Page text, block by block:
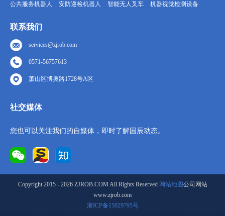
公共服务机器人 安防巡检机器人 智能无人叉车 机器视觉检测设备
联系我们
services@zjrob.com
0571-56757613
萧山区博奥路1728号A区
社交媒体
您也可以关注我们的自媒体，即时了解国辰动态。
Copyright 2015 - 2026 ZJROB.COM All Rights Reserved 网站地图公司网站
www.zjrob.com
浙ICP备15029795号